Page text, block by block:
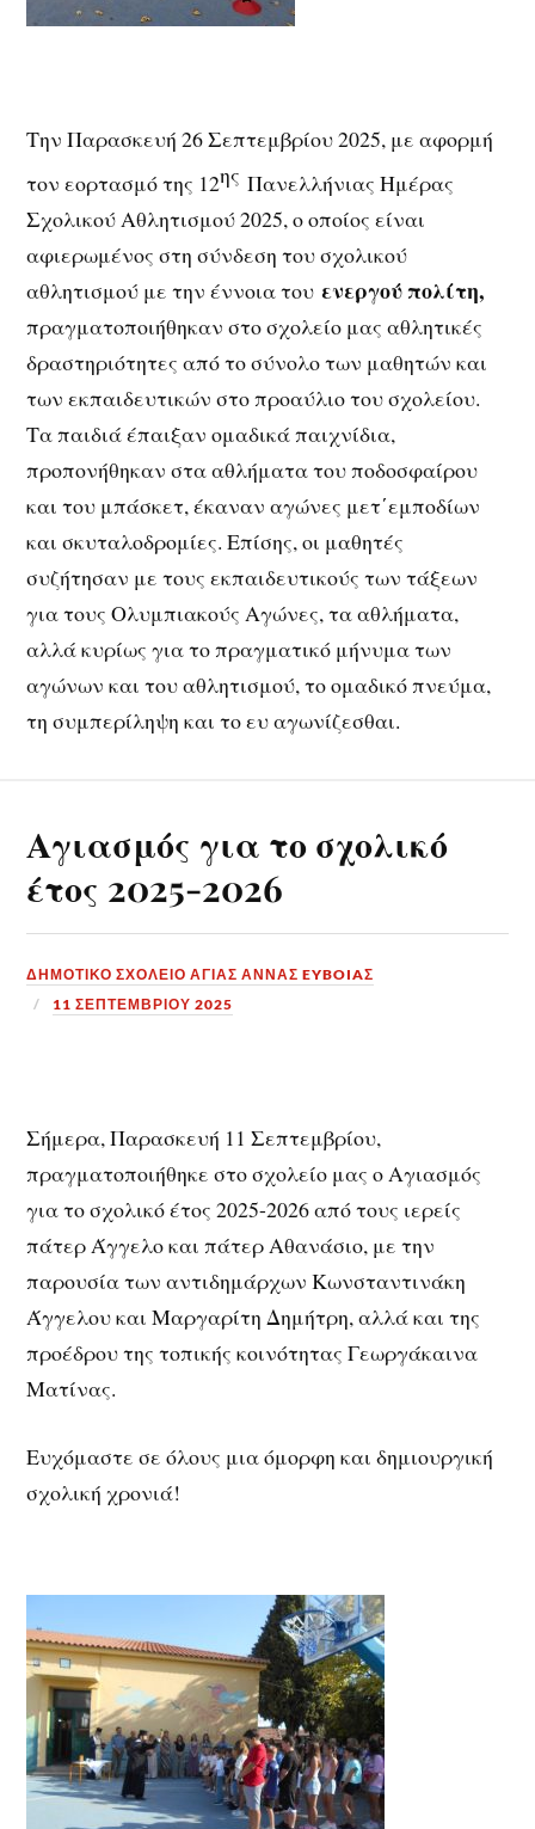
Την Παρασκευή 26 Σεπτεμβρίου 2025, με αφορμή
τον εορτασμό της 12ης Πανελλήνιας Ημέρας
Σχολικού Αθλητισμού 2025, ο οποίος είναι
αφιερωμένος στη σύνδεση του σχολικού
αθλητισμού με την έννοια τουενεργού πολίτη,
πραγματοποιήθηκαν στο σχολείο μας αθλητικές
δραστηριότητες από το σύνολο των μαθητών και
των εκπαιδευτικών στο προαύλιο του σχολείου.
Τα παιδιά έπαιξαν ομαδικά παιχνίδια,
προπονήθηκαν στα αθλήματα του ποδοσφαίρου
και του μπάσκετ, έκαναν αγώνες μετ΄εμποδίων
και σκυταλοδρομίες. Επίσης, οι μαθητές
συζήτησαν με τους εκπαιδευτικούς των τάξεων
για τους Ολυμπιακούς Αγώνες, τα αθλήματα,
αλλά κυρίως για το πραγματικό μήνυμα των
αγώνων και του αθλητισμού, το ομαδικό πνεύμα,
τη συμπερίληψη και το ευ αγωνίζεσθαι.
Αγιασμός για το σχολικό
έτος 2025-2026
ΔΗΜΟΤΙΚΟ ΣΧΟΛΕΙΟ ΑΓΙΑΣ ΑΝΝΑΣ EYBOIAΣ
11 ΣΕΠΤΕΜΒΡΊΟΥ 2025
Σήμερα, Παρασκευή 11 Σεπτεμβρίου,
πραγματοποιήθηκε στο σχολείο μας ο Αγιασμός
για το σχολικό έτος 2025-2026 από τους ιερείς
πάτερ Άγγελο και πάτερ Αθανάσιο, με την
παρουσία των αντιδημάρχων Κωνσταντινάκη
Άγγελου και Μαργαρίτη Δημήτρη, αλλά και της
προέδρου της τοπικής κοινότητας Γεωργάκαινα
Ματίνας.
Ευχόμαστε σε όλους μια όμορφη και δημιουργική
σχολική χρονιά!